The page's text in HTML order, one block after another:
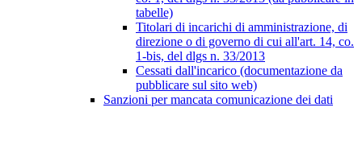
tabelle)
Titolari di incarichi di amministrazione, di
direzione o di governo di cui all'art. 14, co.
1-bis, del dlgs n. 33/2013
Cessati dall'incarico (documentazione da
pubblicare sul sito web)
Sanzioni per mancata comunicazione dei dati